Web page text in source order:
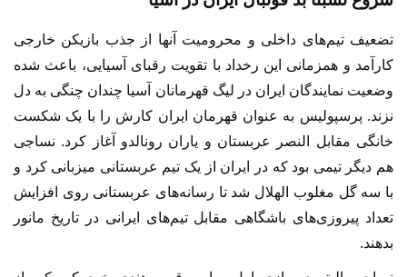
تضعیف تیم‌های داخلی و محرومیت آنها از جذب بازیکن خارجی
کارآمد و همزمانی این رخداد با تقویت رقبای آسیایی، باعث شده
وضعیت نمایندگان ایران در لیگ قهرمانان آسیا چندان چنگی به دل
نزند. پرسپولیس به عنوان قهرمان ایران کارش را با یک شکست
خانگی مقابل النصر عربستان و یاران رونالدو آغاز کرد. نساجی
هم دیگر تیمی بود که در ایران از یک تیم عربستانی میزبانی کرد و
با سه گل مغلوب الهلال شد تا رسانه‌های عربستانی روی افزایش
تعداد پیروزی‌های باشگاهی مقابل تیم‌های ایرانی در تاریخ مانور
بدهند.